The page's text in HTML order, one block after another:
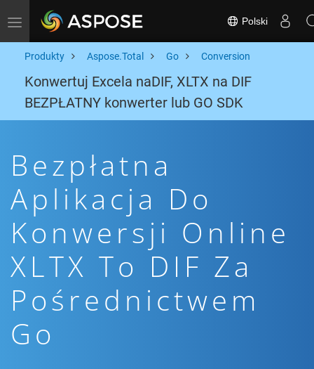
Toggle navigation Polski
Produkty Aspose.Total Go Conversion
Konwertuj Excela naDIF, XLTX na DIF
BEZPŁATNY konwerter lub GO SDK
Bezpłatna
Aplikacja Do
Konwersji Online
XLTX To DIF Za
Pośrednictwem
Go